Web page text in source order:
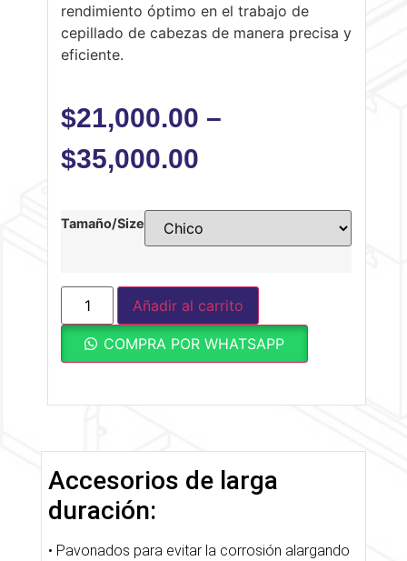
rendimiento óptimo en el trabajo de
cepillado de cabezas de manera precisa y
eficiente.
$21,000.00 –
$35,000.00
Tamaño/Size
Añadir al carrito
COMPRA POR WHATSAPP
Accesorios de larga
duración:
• Pavonados para evitar la corrosión alargando